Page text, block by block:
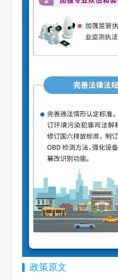
政策原文